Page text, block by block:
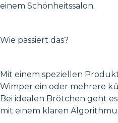
einem Schönheitssalon.
Wie passiert das?
Mit einem speziellen
Wimper ein oder mehrere
Bei idealen Brötchen geht
mit einem klaren